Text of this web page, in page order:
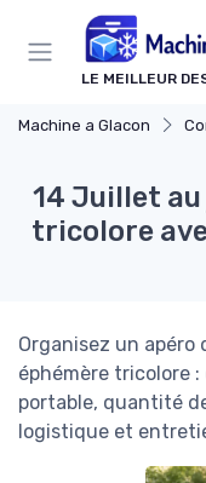
LE MEILLEUR
Machine a Glacon
14 Juillet
tricolore
Organisez un
éphémère tricolore
portable, quantité
logistique et
Panneau de gestion